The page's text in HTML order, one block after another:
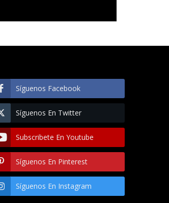
Síguenos Facebook
Síguenos En Twitter
Subscribete En Youtube
Síguenos En Pinterest
Síguenos En Instagram